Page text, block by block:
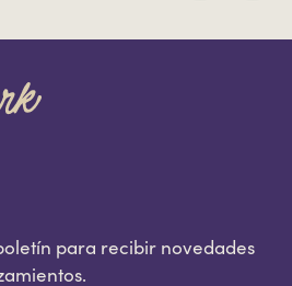
para recibir novedades